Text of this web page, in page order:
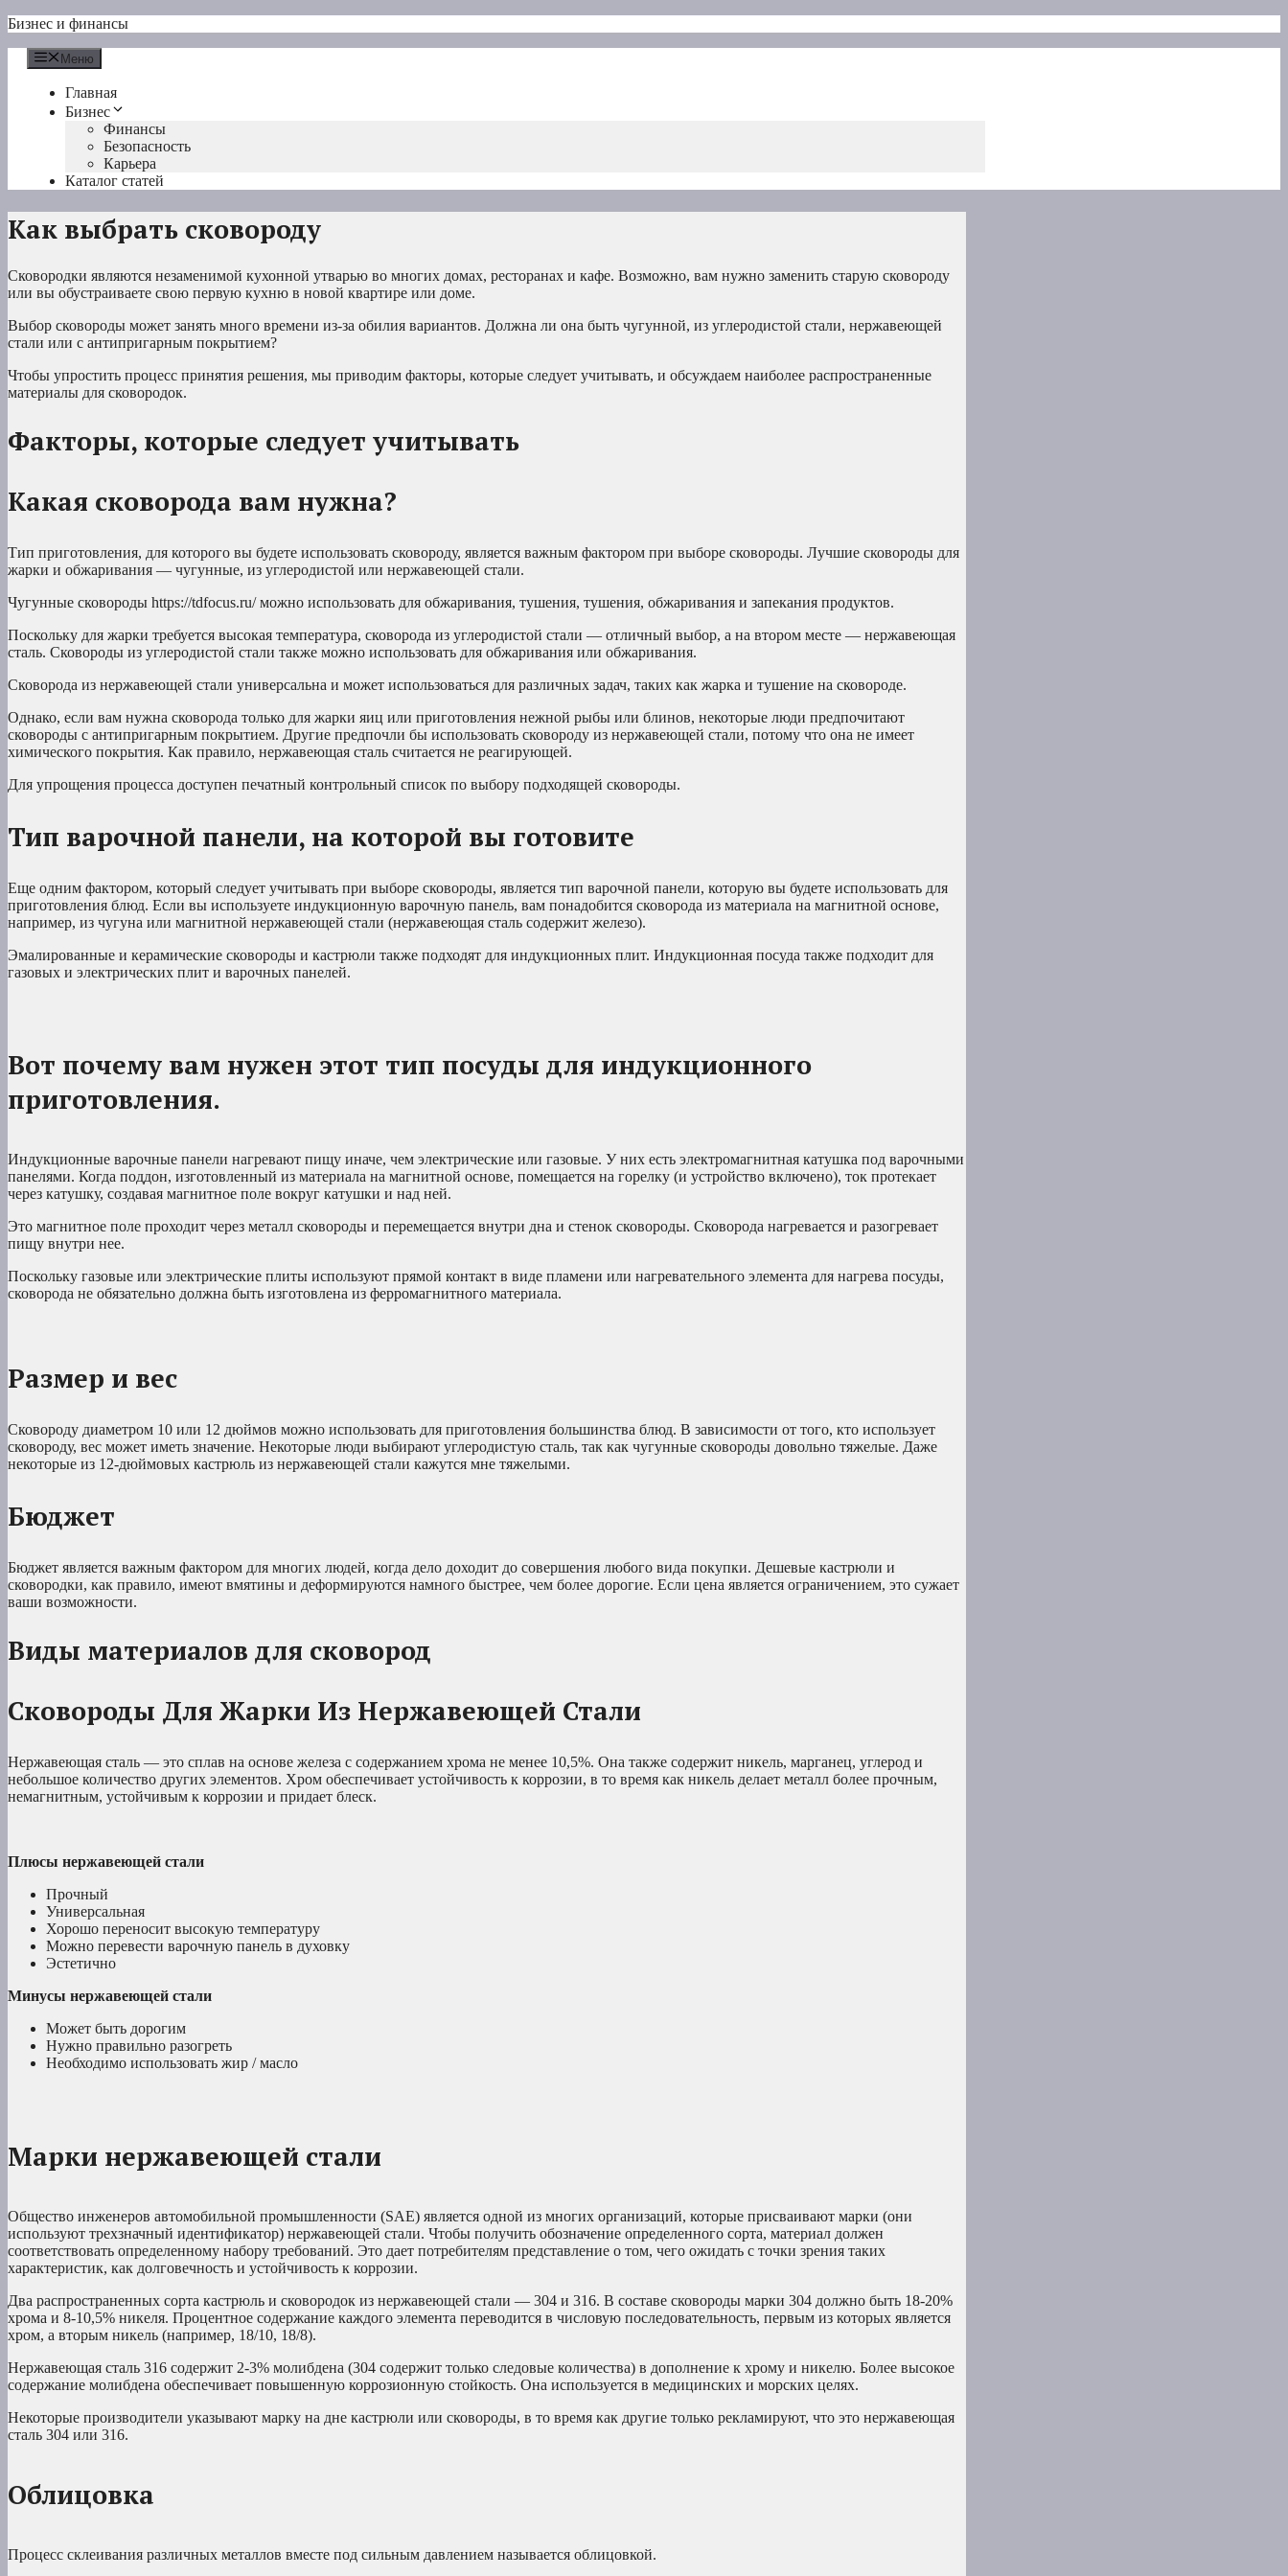
Перейти
содержимому
Бизнес и финансы
Меню
Главная
Бизнес
Финансы
Безопасность
Карьера
Каталог статей
Как выбрать сковороду
Сковородки являются незаменимой кухонной утварью во многих домах, ресторанах и кафе. Возможно, вам нужно заменить старую сковороду
или вы обустраиваете свою первую кухню в новой квартире или доме.
Выбор сковороды может занять много времени из-за обилия вариантов. Должна ли она быть чугунной, из углеродистой стали, нержавеющей
стали или с антипригарным покрытием?
Чтобы упростить процесс принятия решения, мы приводим факторы, которые следует учитывать, и обсуждаем наиболее распространенные
материалы для сковородок.
Факторы, которые следует учитывать
Какая сковорода вам нужна?
Тип приготовления, для которого вы будете использовать сковороду, является важным фактором при выборе сковороды. Лучшие сковороды для
жарки и обжаривания — чугунные, из углеродистой или нержавеющей стали.
Чугунные сковороды https://tdfocus.ru/ можно использовать для обжаривания, тушения, тушения, обжаривания и запекания продуктов.
Поскольку для жарки требуется высокая температура, сковорода из углеродистой стали — отличный выбор, а на втором месте — нержавеющая
сталь. Сковороды из углеродистой стали также можно использовать для обжаривания или обжаривания.
Сковорода из нержавеющей стали универсальна и может использоваться для различных задач, таких как жарка и тушение на сковороде.
Однако, если вам нужна сковорода только для жарки яиц или приготовления нежной рыбы или блинов, некоторые люди предпочитают
сковороды с антипригарным покрытием. Другие предпочли бы использовать сковороду из нержавеющей стали, потому что она не имеет
химического покрытия. Как правило, нержавеющая сталь считается не реагирующей.
Для упрощения процесса доступен печатный контрольный список по выбору подходящей сковороды.
Тип варочной панели, на которой вы готовите
Еще одним фактором, который следует учитывать при выборе сковороды, является тип варочной панели, которую вы будете использовать для
приготовления блюд. Если вы используете индукционную варочную панель, вам понадобится сковорода из материала на магнитной основе,
например, из чугуна или магнитной нержавеющей стали (нержавеющая сталь содержит железо).
Эмалированные и керамические сковороды и кастрюли также подходят для индукционных плит. Индукционная посуда также подходит для
газовых и электрических плит и варочных панелей.
Вот почему вам нужен этот тип посуды для индукционного
приготовления.
Индукционные варочные панели нагревают пищу иначе, чем электрические или газовые. У них есть электромагнитная катушка под варочными
панелями. Когда поддон, изготовленный из материала на магнитной основе, помещается на горелку (и устройство включено), ток протекает
через катушку, создавая магнитное поле вокруг катушки и над ней.
Это магнитное поле проходит через металл сковороды и перемещается внутри дна и стенок сковороды. Сковорода нагревается и разогревает
пищу внутри нее.
Поскольку газовые или электрические плиты используют прямой контакт в виде пламени или нагревательного элемента для нагрева посуды,
сковорода не обязательно должна быть изготовлена из ферромагнитного материала.
Размер и вес
Сковороду диаметром 10 или 12 дюймов можно использовать для приготовления большинства блюд. В зависимости от того, кто использует
сковороду, вес может иметь значение. Некоторые люди выбирают углеродистую сталь, так как чугунные сковороды довольно тяжелые. Даже
некоторые из 12-дюймовых кастрюль из нержавеющей стали кажутся мне тяжелыми.
Бюджет
Бюджет является важным фактором для многих людей, когда дело доходит до совершения любого вида покупки. Дешевые кастрюли и
сковородки, как правило, имеют вмятины и деформируются намного быстрее, чем более дорогие. Если цена является ограничением, это сужает
ваши возможности.
Виды материалов для сковород
Сковороды Для Жарки Из Нержавеющей Стали
Нержавеющая сталь — это сплав на основе железа с содержанием хрома не менее 10,5%. Она также содержит никель, марганец, углерод и
небольшое количество других элементов. Хром обеспечивает устойчивость к коррозии, в то время как никель делает металл более прочным,
немагнитным, устойчивым к коррозии и придает блеск.
Плюсы нержавеющей стали
Прочный
Универсальная
Хорошо переносит высокую температуру
Можно перевести варочную панель в духовку
Эстетично
Минусы нержавеющей стали
Может быть дорогим
Нужно правильно разогреть
Необходимо использовать жир / масло
Марки нержавеющей стали
Общество инженеров автомобильной промышленности (SAE) является одной из многих организаций, которые присваивают марки (они
используют трехзначный идентификатор) нержавеющей стали. Чтобы получить обозначение определенного сорта, материал должен
соответствовать определенному набору требований. Это дает потребителям представление о том, чего ожидать с точки зрения таких
характеристик, как долговечность и устойчивость к коррозии.
Два распространенных сорта кастрюль и сковородок из нержавеющей стали — 304 и 316. В составе сковороды марки 304 должно быть 18-20%
хрома и 8-10,5% никеля. Процентное содержание каждого элемента переводится в числовую последовательность, первым из которых является
хром, а вторым никель (например, 18/10, 18/8).
Нержавеющая сталь 316 содержит 2-3% молибдена (304 содержит только следовые количества) в дополнение к хрому и никелю. Более высокое
содержание молибдена обеспечивает повышенную коррозионную стойкость. Она используется в медицинских и морских целях.
Некоторые производители указывают марку на дне кастрюли или сковороды, в то время как другие только рекламируют, что это нержавеющая
сталь 304 или 316.
Облицовка
Процесс склеивания различных металлов вместе под сильным давлением называется облицовкой.